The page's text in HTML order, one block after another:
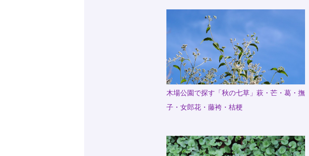
木場公園で探す「秋の七草」萩・芒・葛・撫
子・女郎花・藤袴・桔梗